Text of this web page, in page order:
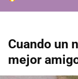
Cuando un
mejor